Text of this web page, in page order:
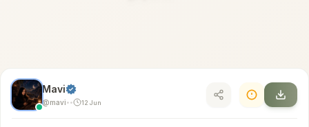
Mavi
@mavi • • 12 Jun